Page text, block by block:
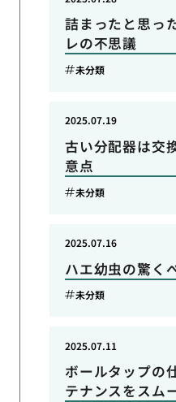
詰まったと思っ
レの不思議
未分類
古い分配器は交
意点
2025.07.19
未分類
ハエ幼虫の驚く
2025.07.16
未分類
ボールタップの
テナンスをスム
2025.07.11